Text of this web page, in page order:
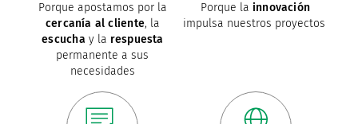
Porque apostamos por la
cercanía al cliente, la
escucha y la respuesta
permanente a sus
necesidades
Porque la innovación
impulsa nuestros proyectos